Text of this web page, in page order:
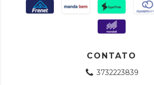
CONTATO
3732223839